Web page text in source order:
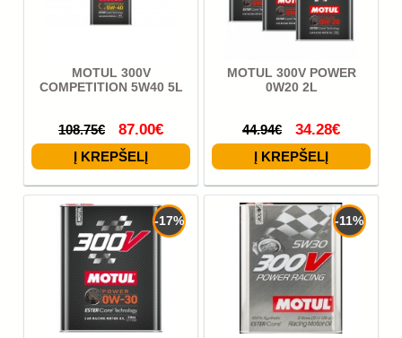
MOTUL 300V
COMPETITION 5W40 5L
108.75€ 87.00€
MOTUL 300V POWER
0W20 2L
44.94€ 34.28€
-17% -11%